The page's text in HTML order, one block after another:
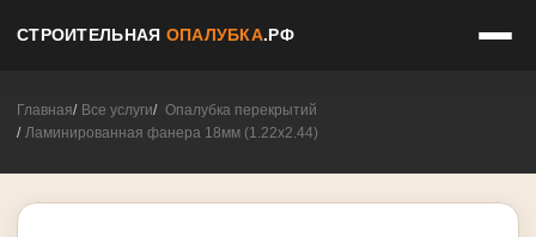
СТРОИТЕЛЬНАЯ ОПАЛУБКА.РФ
Главная Все услуги
Опалубка перекрытий
Ламинированная фанера 18мм (1.22x2.44)